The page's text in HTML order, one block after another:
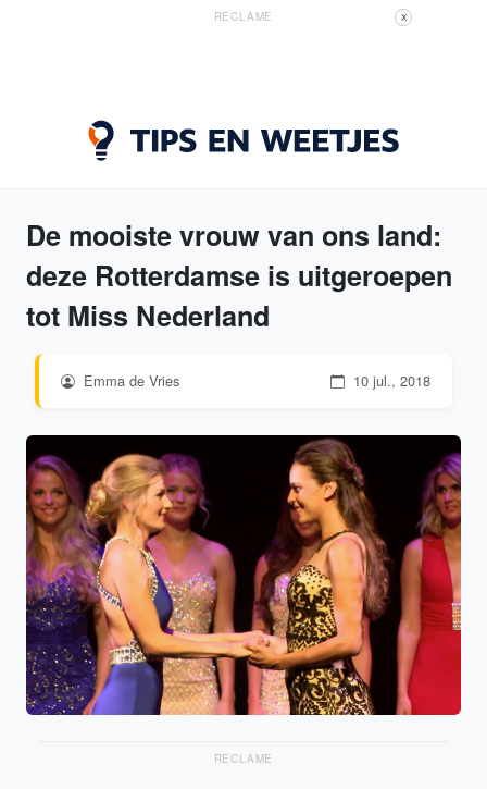
RECLAME X
De mooiste vrouw van ons land:
deze Rotterdamse is uitgeroepen
tot Miss Nederland
Emma de Vries 10 jul., 2018
RECLAME